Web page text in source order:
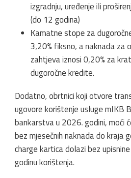
izgradnju, uređenje ili
(do 12 godina)
Kamatne stope za
3,20% fiksno, a naknada za
zahtjeva iznosi 0,20% za
dugoročne kredite.
Dodatno, obrtnici koji otvore
ugovore korištenje usluge mIKB
bankarstva u 2026. godini, moći
bez mjesečnih naknada do kraja
charge kartica dolazi bez
godinu korištenja.